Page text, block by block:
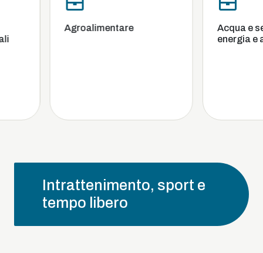
Agroalimentare
Acqua e
energia e
Intrattenimento, sport e
tempo libero